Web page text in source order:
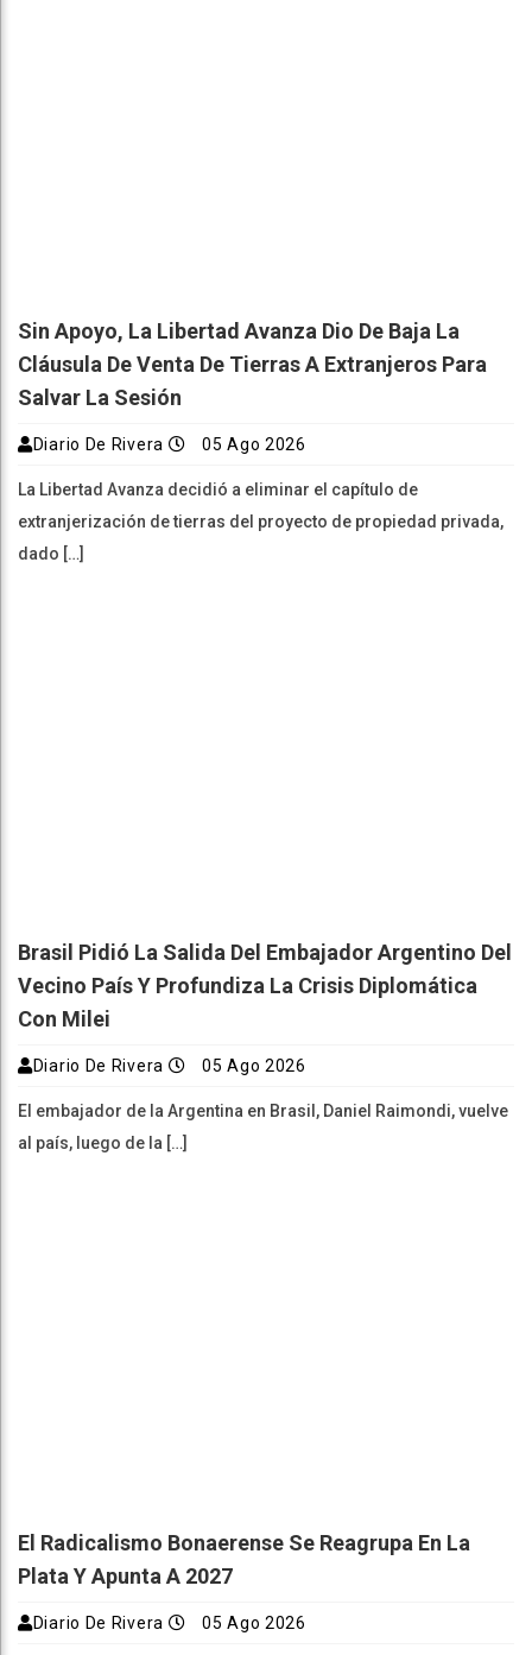
Sin Apoyo, La Libertad Avanza Dio De Baja La
Cláusula De Venta De Tierras A Extranjeros Para
Salvar La Sesión
Diario De Rivera 05 Ago 2026
La Libertad Avanza decidió a eliminar el capítulo de
extranjerización de tierras del proyecto de propiedad privada,
dado […]
Brasil Pidió La Salida Del Embajador Argentino Del
Vecino País Y Profundiza La Crisis Diplomática
Con Milei
Diario De Rivera 05 Ago 2026
El embajador de la Argentina en Brasil, Daniel Raimondi, vuelve
al país, luego de la […]
El Radicalismo Bonaerense Se Reagrupa En La
Plata Y Apunta A 2027
Diario De Rivera 05 Ago 2026